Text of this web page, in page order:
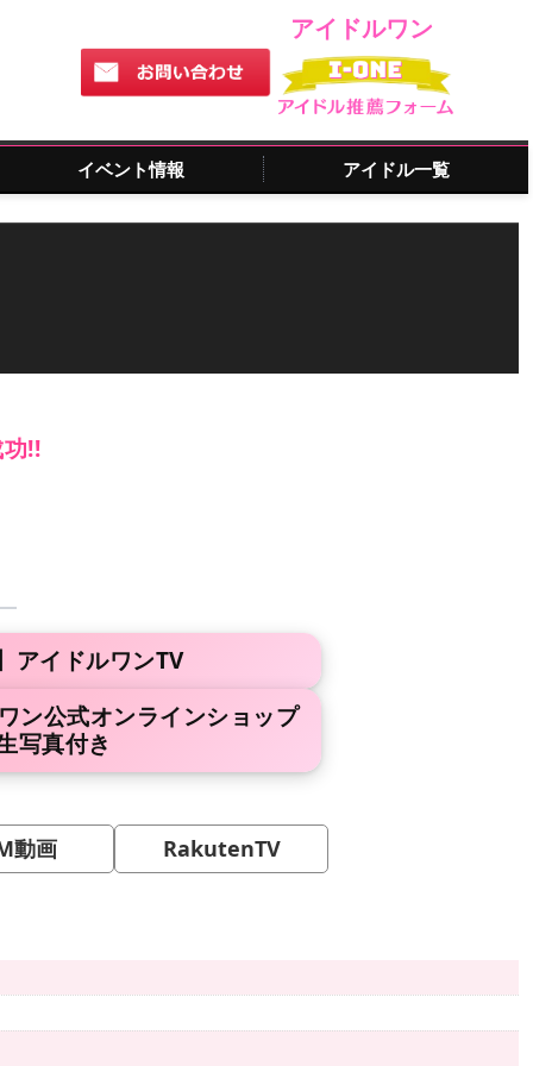
アイドルワン
イベント情報 アイドル一覧
!!
アイドルワンTV
ン公式オンラインショップ
写真付き
動画 RakutenTV